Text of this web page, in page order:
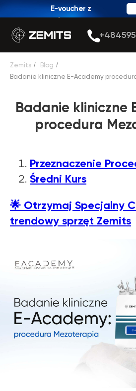
E-voucher z
rabatem
Zemits / Blog /
Badanie kliniczne E-Academy
Badanie kliniczne
procedura
Przeznaczenie
Średni Kurs
🌟 Otrzymaj Specjalny
trendowy sprzęt Zemits